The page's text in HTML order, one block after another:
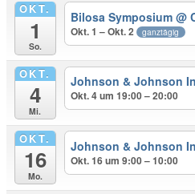
OKT.
1
So.
Bilosa Symposium@
Okt. 1 – Okt. 2 ganztägig
OKT.
4
Mi.
Johnson & Johnson
Okt. 4 um 19:00 – 20:00
OKT.
16
Mo.
Johnson & Johnson
Okt. 16 um 9:00 – 10:00